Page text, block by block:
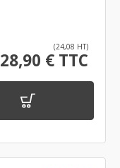
(24,08 HT)
28,90 € TTC